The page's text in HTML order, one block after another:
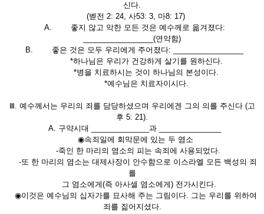
신다.
(벧전 2: 24, 사53: 3, 마8: 17)
A. 좋지 않고 악한 모든 것은 예수께로 옮겨졌다:
_________________(연약함)
B. 좋은 것은 모두 우리에게 주어졌다: _________________
*하나님은 우리가 건강하게 살기를 원하신다.
*병을 치료하시는 것이 하나님의 본성이다.
*예수님은 치료자이시다.
Ⅲ. 예수께서는 우리의 죄를 담당하셨으며 우리에겐 그의 의를 주신다 (고
후 5: 21).
A. 구약시대 ______________과 _______________
◉속죄일에 회막문에 있는 두 염소
-죽인 한 마리의 염소의 피는 속죄에 사용되었다.
-또 한 마리의 염소는 대제사장이 안수함으로 이스라엘 모든 백성의 죄
를
그 염소에게(즉 아사셀 염소에게) 전가시킨다.
◉이것은 예수님의 십자가를 묘사해 주는 그림이다. 그는 우리를 위하여
죄를 짊어지셨다.